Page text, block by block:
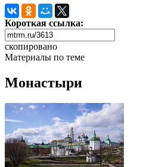
Короткая ссылка:
скопировано
Материалы по теме
Монастыри